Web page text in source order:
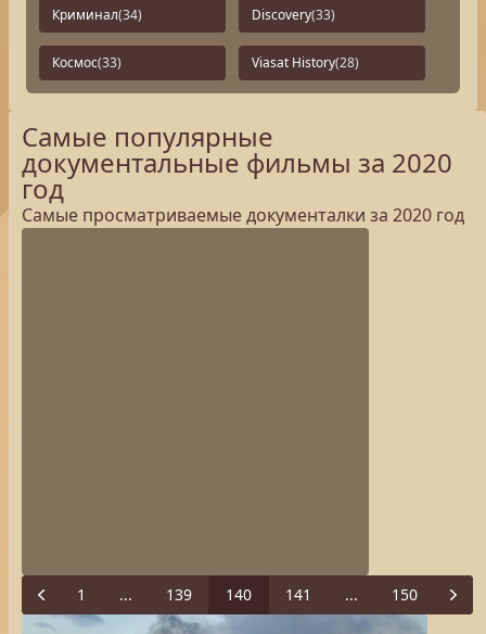
Криминал(34) Discovery(33)
Космос(33) Viasat History(28)
Самые популярные
документальные фильмы за 2020
год
Самые просматриваемые документалки за 2020 год
Previous
1 ... 139 140 141 ... 150 Next